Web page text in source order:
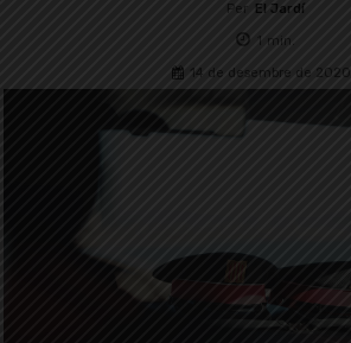
Per El Jardí
1 min.
14 de desembre de 2020